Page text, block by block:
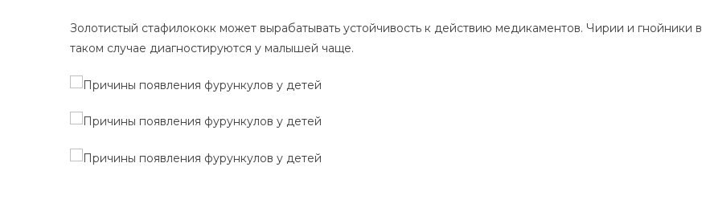
Золотистый стафилококк может вырабатывать устойчивость к действию медикаментов. Чирии и гнойники в
таком случае диагностируются у малышей чаще.